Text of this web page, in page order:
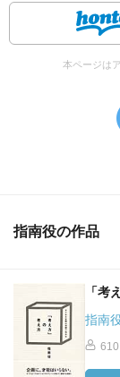
本ページは
指南役の作品
「考
指南
610